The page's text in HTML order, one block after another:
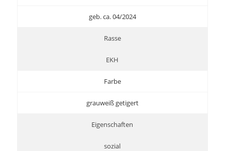
geb. ca. 04/2024
Rasse
EKH
Farbe
grauweiß getigert
Eigenschaften
sozial